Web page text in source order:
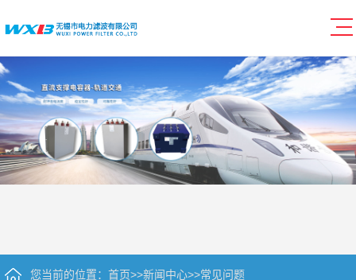
您当前的位置：首页>>新闻中心>>常见问题